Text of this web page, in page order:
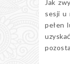
Jak
sesji u
pełen